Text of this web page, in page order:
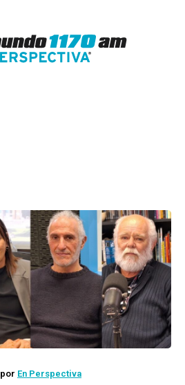
por En Perspectiva